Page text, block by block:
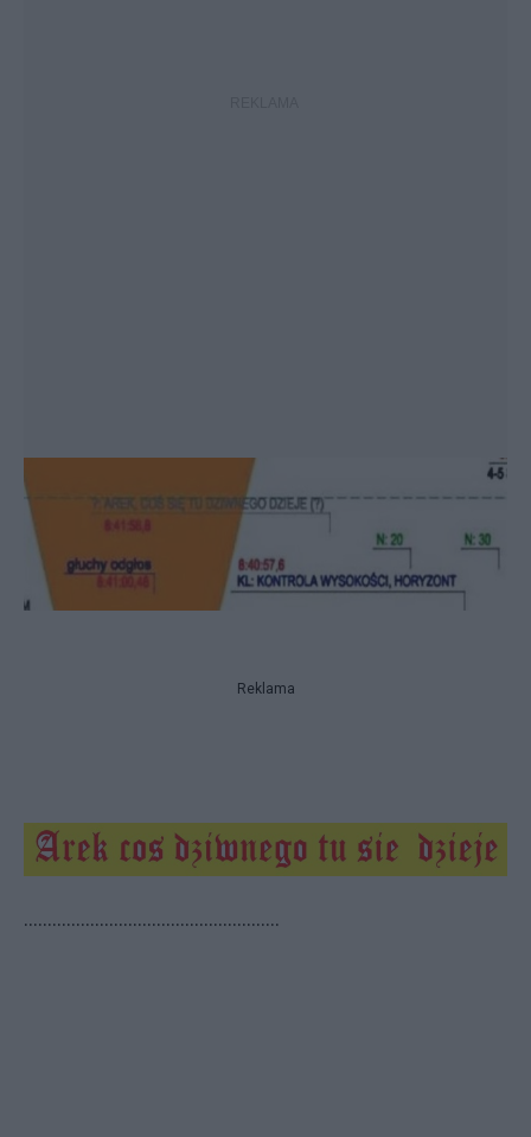
Reklama
......................................................